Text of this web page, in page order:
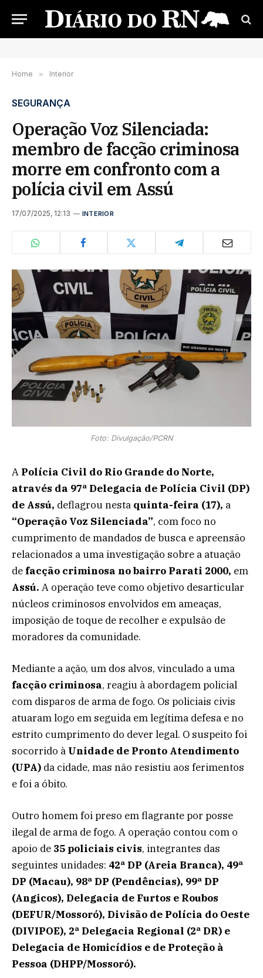
Home » Interior
SEGURANÇA
Operação Voz Silenciada:
membro de facção criminosa
morre em confronto com a
polícia civil em Assú
17/07/2025, 12:13 INTERIOR
Foto: Divulgação/PCRN
A Polícia Civil do Rio Grande do Norte,
através da 97ª Delegacia de Polícia Civil (DP)
de Assú, deflagrou nesta quinta-feira (17), a
“Operação Voz Silenciada”, com foco no
cumprimento de mandados de busca e apreensão
relacionados a uma investigação sobre a atuação
de facção criminosa no bairro Parati 2000, em
Assú. A operação teve como objetivo desarticular
núcleos criminosos envolvidos em ameaças,
imposição de toque de recolher e expulsão de
moradores da comunidade.
Mediante a ação, um dos alvos, vinculado a uma
facção criminosa, reagiu à abordagem policial
com disparos de arma de fogo. Os policiais civis
atuaram logo em seguida em legítima defesa e no
estrito cumprimento do dever legal. O suspeito foi
socorrido à Unidade de Pronto Atendimento
(UPA) da cidade, mas não resistiu aos ferimentos
e foi a óbito.
Outro homem foi preso em flagrante por posse
ilegal de arma de fogo. A operação contou com o
apoio de 35 policiais civis, integrantes das
seguintes unidades: 42ª DP (Areia Branca), 49ª
DP (Macau), 98ª DP (Pendências), 99ª DP
(Angicos), Delegacia de Furtos e Roubos
(DEFUR/Mossoró), Divisão de Polícia do Oeste
(DIVIPOE), 2ª Delegacia Regional (2ª DR) e
Delegacia de Homicídios e de Proteção à
Pessoa (DHPP/Mossoró).